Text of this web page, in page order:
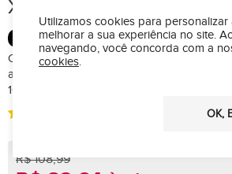
Xadrez 2,80 m x 1,60 m -
BLACKOUT
Cortina Blackout com Tecido Voil Xadrez
alturaCOMPOSIÇÃO :Base: 100%
100% Poliéster
R$ 108,99
Utilizamos cookies para personalizar
melhorar a sua experiência no site.
navegando, você concorda com a
cookies.
OK,